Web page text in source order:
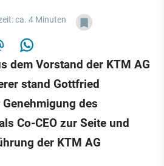
ca. 4 Minuten
dem Vorstand der KTM AG
stand Gottfried
des
Co-CEO zur Seite und
der KTM AG